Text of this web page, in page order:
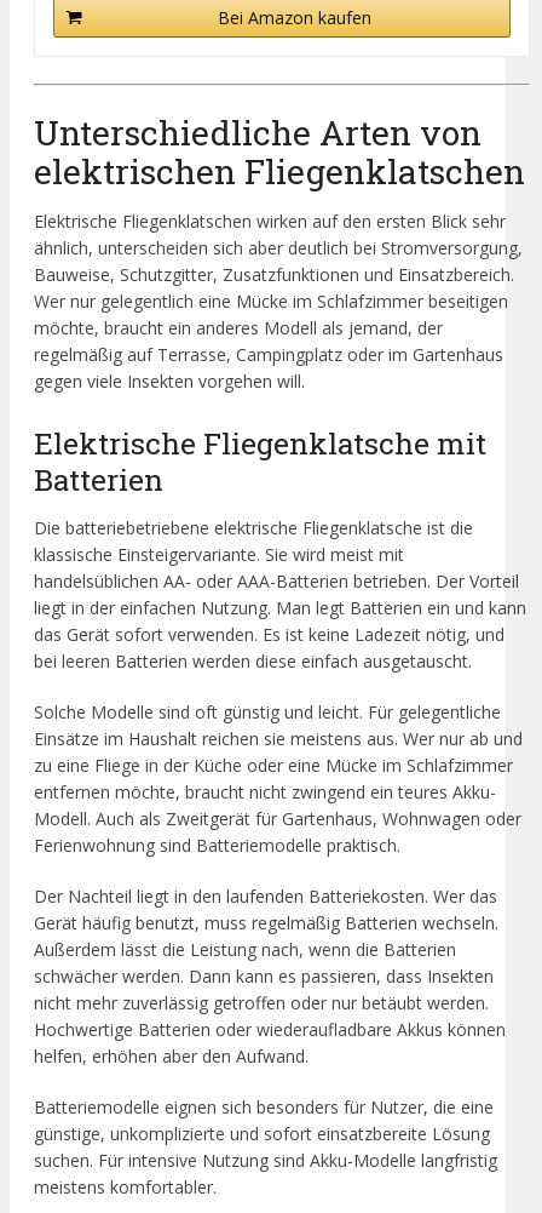
Bei Amazon kaufen
Unterschiedliche Arten von
elektrischen Fliegenklatschen
Elektrische Fliegenklatschen wirken auf den ersten Blick sehr
ähnlich, unterscheiden sich aber deutlich bei Stromversorgung,
Bauweise, Schutzgitter, Zusatzfunktionen und Einsatzbereich.
Wer nur gelegentlich eine Mücke im Schlafzimmer beseitigen
möchte, braucht ein anderes Modell als jemand, der
regelmäßig auf Terrasse, Campingplatz oder im Gartenhaus
gegen viele Insekten vorgehen will.
Elektrische Fliegenklatsche mit
Batterien
Die batteriebetriebene elektrische Fliegenklatsche ist die
klassische Einsteigervariante. Sie wird meist mit
handelsüblichen AA- oder AAA-Batterien betrieben. Der Vorteil
liegt in der einfachen Nutzung. Man legt Batterien ein und kann
das Gerät sofort verwenden. Es ist keine Ladezeit nötig, und
bei leeren Batterien werden diese einfach ausgetauscht.
Solche Modelle sind oft günstig und leicht. Für gelegentliche
Einsätze im Haushalt reichen sie meistens aus. Wer nur ab und
zu eine Fliege in der Küche oder eine Mücke im Schlafzimmer
entfernen möchte, braucht nicht zwingend ein teures Akku-
Modell. Auch als Zweitgerät für Gartenhaus, Wohnwagen oder
Ferienwohnung sind Batteriemodelle praktisch.
Der Nachteil liegt in den laufenden Batteriekosten. Wer das
Gerät häufig benutzt, muss regelmäßig Batterien wechseln.
Außerdem lässt die Leistung nach, wenn die Batterien
schwächer werden. Dann kann es passieren, dass Insekten
nicht mehr zuverlässig getroffen oder nur betäubt werden.
Hochwertige Batterien oder wiederaufladbare Akkus können
helfen, erhöhen aber den Aufwand.
Batteriemodelle eignen sich besonders für Nutzer, die eine
günstige, unkomplizierte und sofort einsatzbereite Lösung
suchen. Für intensive Nutzung sind Akku-Modelle langfristig
meistens komfortabler.